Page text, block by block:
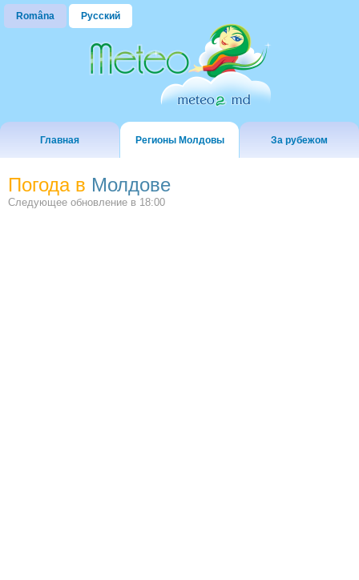
Româna Русский
Главная Регионы Молдовы За рубежом
Погода в Молдове
Следующее обновление в 18:00